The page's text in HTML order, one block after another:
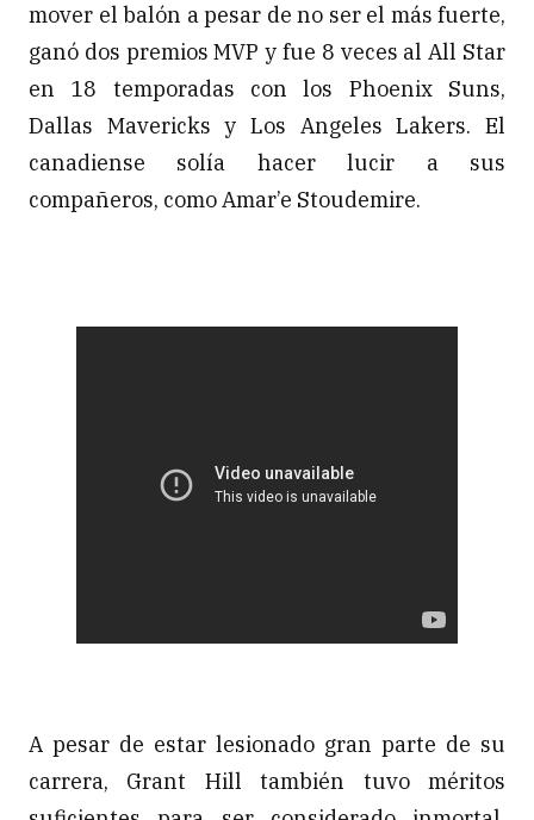
mover el balón a pesar de no ser el más fuerte,
ganó dos premios MVP y fue 8 veces al All Star
en 18 temporadas con los Phoenix Suns,
Dallas Mavericks y Los Angeles Lakers. El
canadiense solía hacer lucir a sus
compañeros, como Amar’e Stoudemire.
A pesar de estar lesionado gran parte de su
carrera, Grant Hill también tuvo méritos